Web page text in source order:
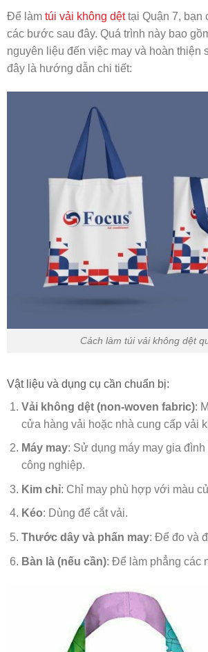
Để làm túi vải không dệttại Quận 7, bạn
các bước sau đây. Quá trình này bao
nguyên liệu đến việc may và hoàn thiện
đây là hướng dẫn chi tiết:
Cách làm túi vải không dệt
Vật liệu và dụng cụ cần chuẩn bị:
Vải không dệt (non-woven fabric):
cửa hàng vải hoặc nhà cung cấp vải
Máy may: Sử dụng máy may gia đình
công nghiệp.
Kim chỉ: Chỉ may phù hợp với màu
Kéo: Dùng để cắt vải.
Thước dây và phấn may: Để đo và
Bàn là (nếu cần): Để làm phẳng các